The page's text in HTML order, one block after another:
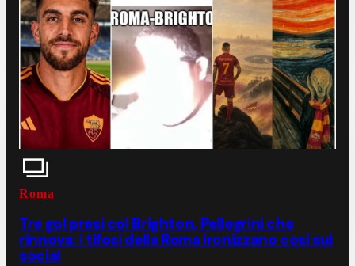
Roma
Tre gol presi col Brighton, Pellegrini che
rinnova: i tifosi della Roma ironizzano così sui
social